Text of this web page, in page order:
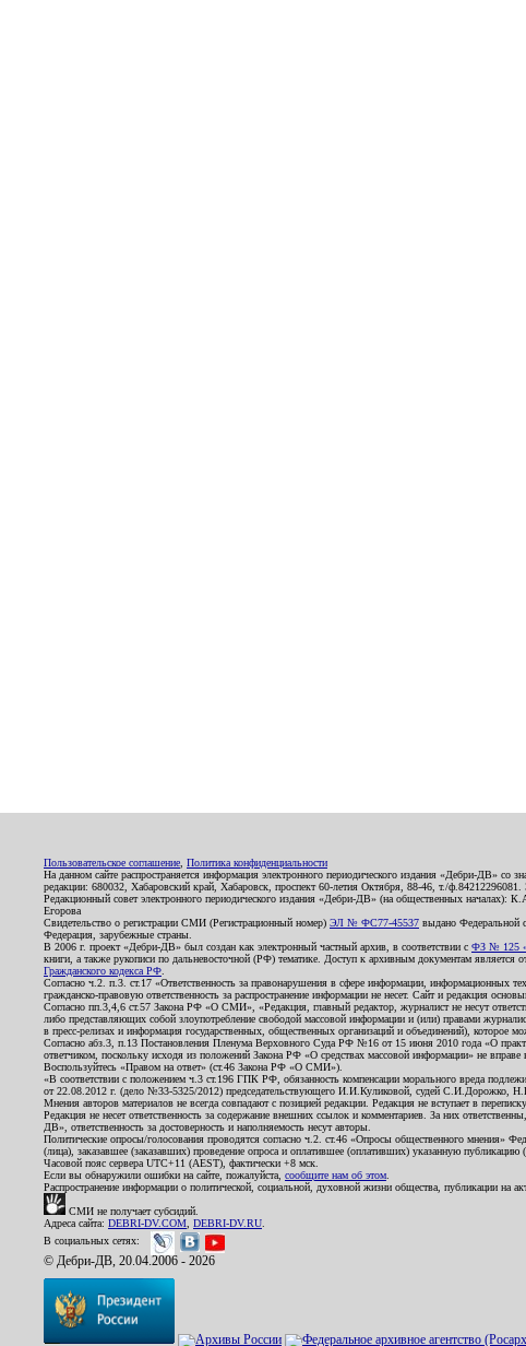
Пользовательское соглашение Политика конфиденциальности
На данном сайте распространяется информация электронного периодического издания «Дебри-
редакции: 680032, Хабаровский край, Хабаровск, проспект 60-летия Октября, 88-46, т./ф.84212296081.
Редакционный совет электронного периодического издания «Дебри-ДВ» (на общественных
Егорова
Свидетельство о регистрации СМИ (Регистрационный номер) ЭЛ № ФС77-45537 выдано Федеральной
Федерация, зарубежные страны.
В 2006 г. проект «Дебри-ДВ» был создан как электронный частный архив, в соответствии с ФЗ № 125
книги, а также рукописи по дальневосточной (РФ) тематике. Доступ к архивным документам является
Гражданского кодекса РФ
Согласно ч.2. п.3. ст.17 «Ответственность за правонарушения в сфере информации, информационных
гражданско-правовую ответственность за распространение информации не несет. Сайт и редакция
Согласно пп.3,4,6 ст.57 Закона РФ «О СМИ», «Редакция, главный редактор, журналист не несут
либо представляющих собой злоупотребление свободой массовой информации и (или) правами
в пресс-релизах и информация государственных, общественных организаций и объединений), которое
Согласно абз.3, п.13 Постановления Пленума Верховного Суда РФ №16 от 15 июня 2010 года «О
ответчиком, поскольку исходя из положений Закона РФ «О средствах массовой информации» не
Воспользуйтесь «Правом на ответ» (ст.46 Закона РФ «О СМИ»).
«В соответствии с положением ч.3 ст.196 ГПК РФ, обязанность компенсации морального вреда
от 22.08.2012 г. (дело №33-5325/2012) председательствующего И.И.Куликовой, судей С.И.Дорожко,
Мнения авторов материалов не всегда совпадают с позицией редакции. Редакция не вступает в
Редакция не несет ответственность за содержание внешних ссылок и комментариев. За них
ДВ», ответственность за достоверность и наполняемость несут авторы.
Политические опросы/голосования проводятся согласно ч.2. ст.46 «Опросы общественного мнения»
(лица), заказавшее (заказавших) проведение опроса и оплатившее (оплативших) указанную публикацию
Часовой пояс сервера UTC+11 (AEST), фактически +8 мск.
Если вы обнаружили ошибки на сайте, пожалуйста, сообщите нам об этом
Распространение информации о политической, социальной, духовной жизни общества, публикации
СМИ не получает субсидий.
Адреса сайта: DEBRI-DV.COM DEBRI-DV.RU
В социальных сетях:
© Дебри-ДВ, 20.04.2006 - 2026